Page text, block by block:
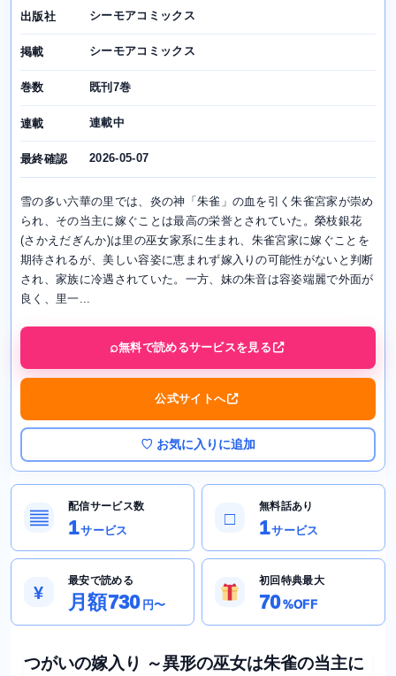
出版社 シーモアコミックス
掲載 シーモアコミックス
巻数 既刊7巻
連載 連載中
最終確認 2026-05-07
雪の多い六華の里では、炎の神「朱雀」の血を引く朱雀宮家が崇め
られ、その当主に嫁ぐことは最高の栄誉とされていた。榮枝銀花
(さかえだぎんか)は里の巫女家系に生まれ、朱雀宮家に嫁ぐことを
期待されるが、美しい容姿に恵まれず嫁入りの可能性がないと判断
され、家族に冷遇されていた。一方、妹の朱音は容姿端麗で外面が
良く、里一...
無料で読めるサービスを見る
公式サイトへ
♡ お気に入りに追加
▤
配信サービス数
1サービス
□
無料話あり
1サービス
¥
最安で読める
月額730 円〜
初回特典最大
70%OFF
つがいの嫁入り ～異形の巫女は朱雀の当主に